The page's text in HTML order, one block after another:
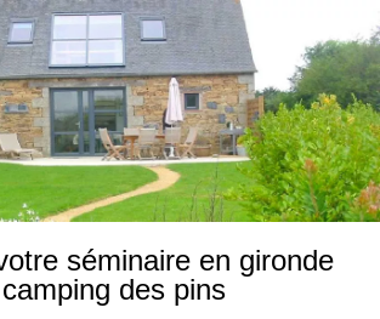
séminaire en gironde
des pins